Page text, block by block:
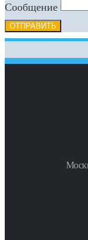
Сообщение
ОТПРАВИТЬ